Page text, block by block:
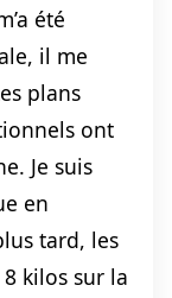
été
il me
plans
ont
Je suis
en
tard, les
kilos sur la